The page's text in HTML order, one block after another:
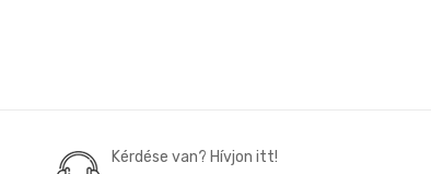
Kérdése van? Hívjon itt!